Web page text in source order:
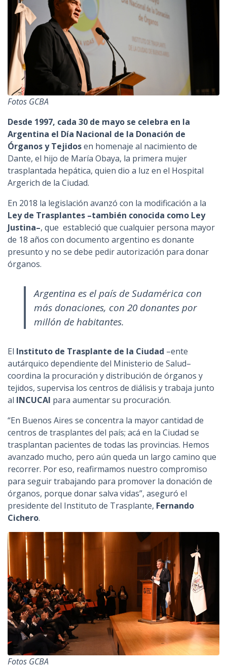
Fotos GCBA
Desde 1997, cada 30 de mayo se celebra en la
Argentina el Día Nacional de la Donación de
Órganos y Tejidosen homenaje al nacimiento de
Dante, el hijo de María Obaya, la primera mujer
trasplantada hepática, quien dio a luz en el Hospital
Argerich de la Ciudad.
En 2018 la legislación avanzó con la modificación a la
Ley de Trasplantes –también conocida como Ley
Justina–, que estableció que cualquier persona mayor
de 18 años con documento argentino es donante
presunto y no se debe pedir autorización para donar
órganos.
Argentina es el país de Sudamérica con
más donaciones, con 20 donantes por
millón de habitantes.
El Instituto de Trasplante de la Ciudad –ente
autárquico dependiente del Ministerio de Salud–
coordina la procuración y distribución de órganos y
tejidos, supervisa los centros de diálisis y trabaja junto
al INCUCAI para aumentar su procuración.
“En Buenos Aires se concentra la mayor cantidad de
centros de trasplantes del país; acá en la Ciudad se
trasplantan pacientes de todas las provincias. Hemos
avanzado mucho, pero aún queda un largo camino que
recorrer. Por eso, reafirmamos nuestro compromiso
para seguir trabajando para promover la donación de
órganos, porque donar salva vidas”, aseguró el
presidente del Instituto de Trasplante, Fernando
Cichero.
Fotos GCBA